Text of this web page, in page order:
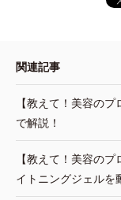
関連記事
【教えて！美容の
で解説！
【教えて！美容の
イトニングジェルを